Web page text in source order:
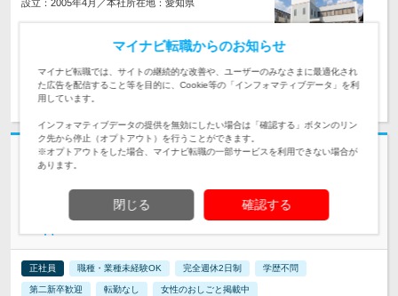
設立：2005年4月／本社所在地：愛知県
求人詳細を見る 気になる
志望動機・自己PR不要
生活に欠かせない「インフラ」を守る【作業スタッフ】年休
正社員 職種・業種未経験OK 完全週休2日制 学歴不問
第二新卒歓迎 転勤なし 女性のおしごと掲載中
マイナビ転職からのお知らせ
マイナビ転職では、サイトの継続的な改善や、ユーザーのみなさまに最適化され
た広告を配信すること等を目的に、Cookie等の「インフォマティブデータ」を利
用しています。
インフォマティブデータの提供を無効にしたい場合は「確認する」ボタンのリン
ク先から停止（オプトアウト）を行うことができます。
※オプトアウトをした場合、マイナビ転職の一部サービスを利用できない場合が
あります。
閉じる 確認する